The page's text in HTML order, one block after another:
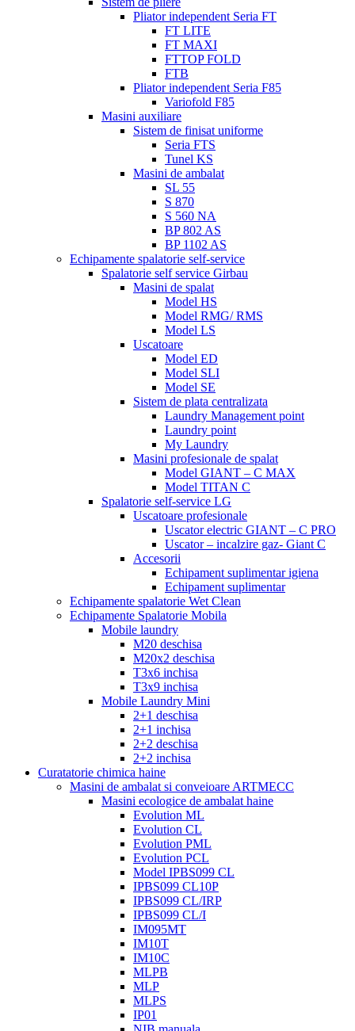
Pliator independent Seria FT
FT LITE
FT MAXI
FTTOP FOLD
FTB
Pliator independent Seria F85
Variofold F85
Masini auxiliare
Sistem de finisat uniforme
Seria FTS
Tunel KS
Masini de ambalat
SL 55
S 870
S 560 NA
BP 802 AS
BP 1102 AS
Echipamente spalatorie self-service
Spalatorie self service Girbau
Masini de spalat
Model HS
Model RMG/ RMS
Model LS
Uscatoare
Model ED
Model SLI
Model SE
Sistem de plata centralizata
Laundry Management point
Laundry point
My Laundry
Masini profesionale de spalat
Model GIANT – C MAX
Model TITAN C
Spalatorie self-service LG
Uscatoare profesionale
Uscator electric GIANT – C PRO
Uscator – incalzire gaz- Giant C
Accesorii
Echipament suplimentar igiena
Echipament suplimentar
Echipamente spalatorie Wet Clean
Echipamente Spalatorie Mobila
Mobile laundry
M20 deschisa
M20x2 deschisa
T3x6 inchisa
T3x9 inchisa
Mobile Laundry Mini
2+1 deschisa
2+1 inchisa
2+2 deschisa
2+2 inchisa
Curatatorie chimica haine
Masini de ambalat si conveioare ARTMECC
Masini ecologice de ambalat haine
Evolution ML
Evolution CL
Evolution PML
Evolution PCL
Model IPBS099 CL
IPBS099 CL10P
IPBS099 CL/IRP
IPBS099 CL/I
IM095MT
IM10T
IM10C
MLPB
MLP
MLPS
IP01